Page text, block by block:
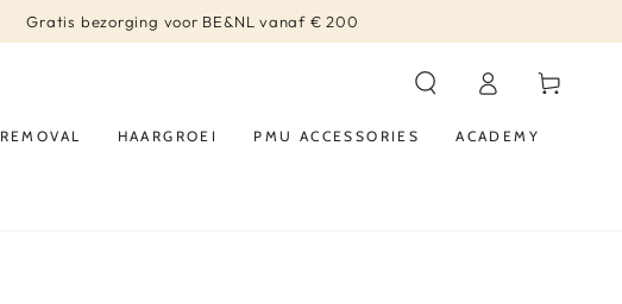
Gratis bezorging voor BE&NL vanaf € 200
REMOVAL HAARGROEI PMU ACCESSORIES ACADEMY
Log
in
Winkelwagen